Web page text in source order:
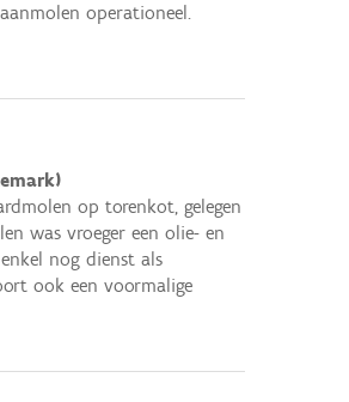
operationeel.
op torenkot, gelegen
was vroeger een olie- en
nog dienst als
ook een voormalige